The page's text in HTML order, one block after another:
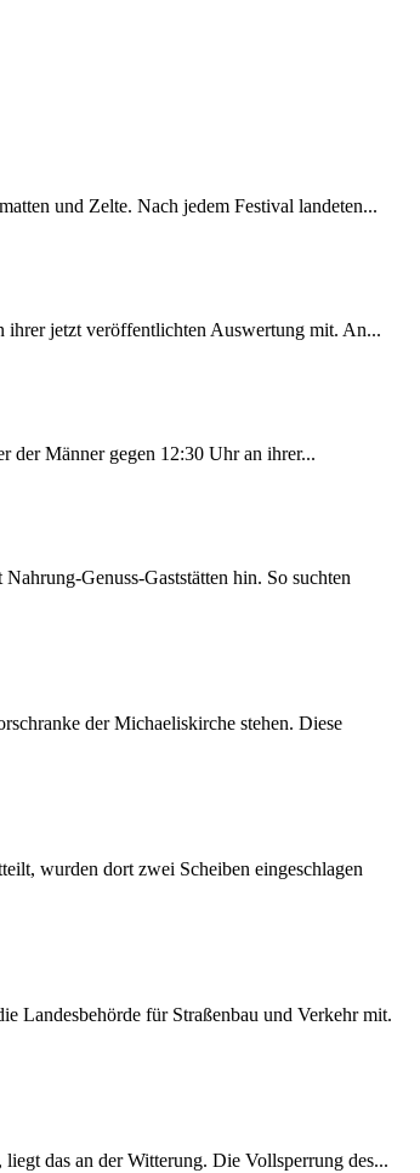
und Zelte. Nach jedem Festival landeten...
ihrer jetzt veröffentlichten Auswertung mit. An...
der Männer gegen 12:30 Uhr an ihrer...
Genuss-Gaststätten hin. So suchten
der Michaeliskirche stehen. Diese
wurden dort zwei Scheiben eingeschlagen
Landesbehörde für Straßenbau und Verkehr mit.
das an der Witterung. Die Vollsperrung des...